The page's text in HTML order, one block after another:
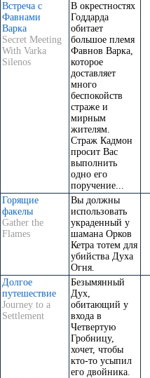
Встреча с
Фавнами
Варка
Secret Meeting
With Varka
Silenos
В окрестностях
Годдарда
обитает
большое племя
Фавнов Варка,
которое
доставляет
много
беспокойств
страже и
мирным
жителям.
Страж Кадмон
просит Вас
выполнить
одно его
поручение...
Горящие
факелы
Gather the
Flames
Вы должны
использовать
украденный у
шамана Орков
Кетра тотем для
убийства Духа
Огня.
Долгое
путешествие
Journey to a
Settlement
Безымянный
Дух,
обитающий у
входа в
Четвертую
Гробницу,
хочет, чтобы
кто-то усыпил
его двойника.